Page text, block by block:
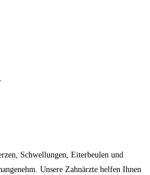
Schwellungen, Eiterbeulen und
Unsere Zahnärzte helfen Ihnen